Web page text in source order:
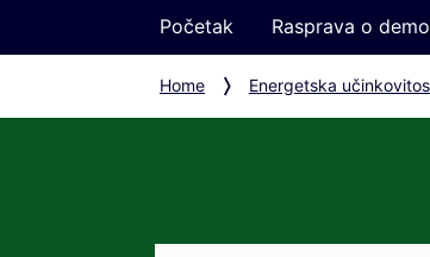
Početak Rasprava o
Home Energetska